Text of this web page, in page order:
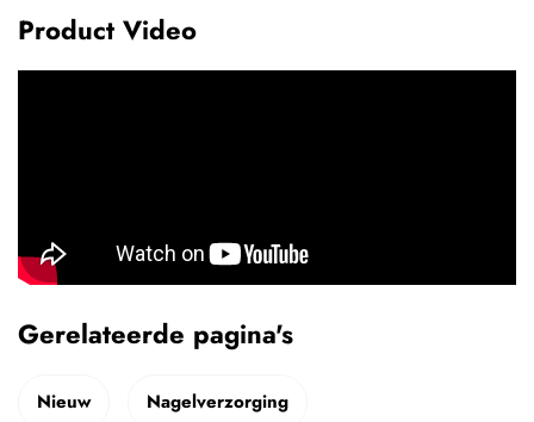
Product Video
Gerelateerde pagina's
Nieuw Nagelverzorging